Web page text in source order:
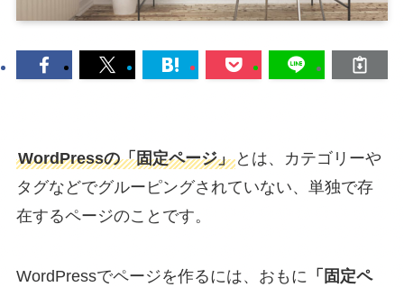
WordPressの「固定ページ」とは、カテゴリーや
タグなどでグルーピングされていない、単独で存
在するページのことです。
WordPressでページを作るには、おもに 「固定ペ